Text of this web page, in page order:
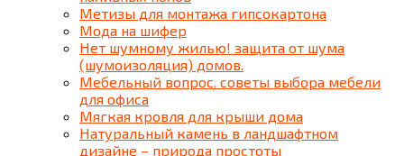
Метизы для монтажа гипсокартона
Мода на шифер
Нет шумному жилью! защита от шума
(шумоизоляция) домов.
Мебельный вопрос. советы выбора мебели
для офиса
Мягкая кровля для крыши дома
Натуральный камень в ландшафтном
дизайне – природа простоты